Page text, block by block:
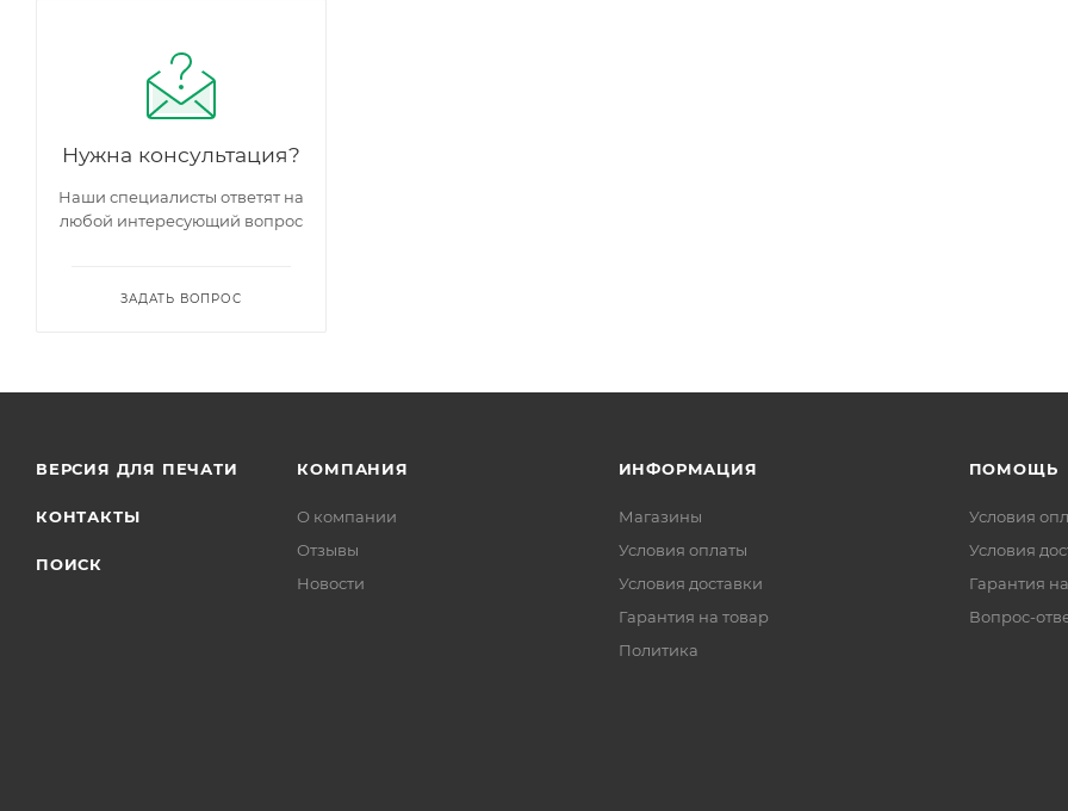
Нужна консультация?
Наши специалисты ответят на
любой интересующий вопрос
ЗАДАТЬ ВОПРОС
ВЕРСИЯ ДЛЯ ПЕЧАТИ
КОНТАКТЫ
ПОИСК
КОМПАНИЯ
О компании
Отзывы
Новости
ИНФОРМАЦИЯ
Магазины
Условия оплаты
Условия доставки
Гарантия на товар
Политика
ПОМОЩЬ
Условия
Условия
Гарантия
Вопрос-